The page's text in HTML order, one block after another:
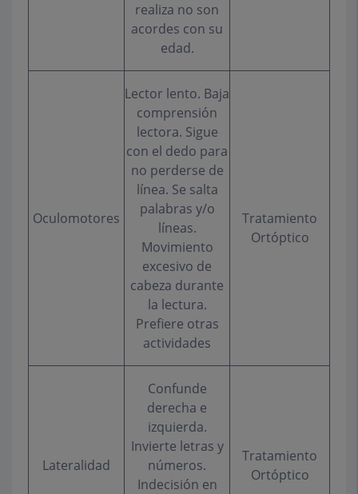
realiza no son
acordes con su
edad.
Oculomotores
Lector lento. Baja
comprensión
lectora. Sigue
con el dedo para
no perderse de
línea. Se salta
palabras y/o
líneas.
Movimiento
excesivo de
cabeza durante
la lectura.
Prefiere otras
actividades
Tratamiento
Ortóptico
Lateralidad
Confunde
derecha e
izquierda.
Invierte letras y
números.
Indecisión en
Tratamiento
Ortóptico